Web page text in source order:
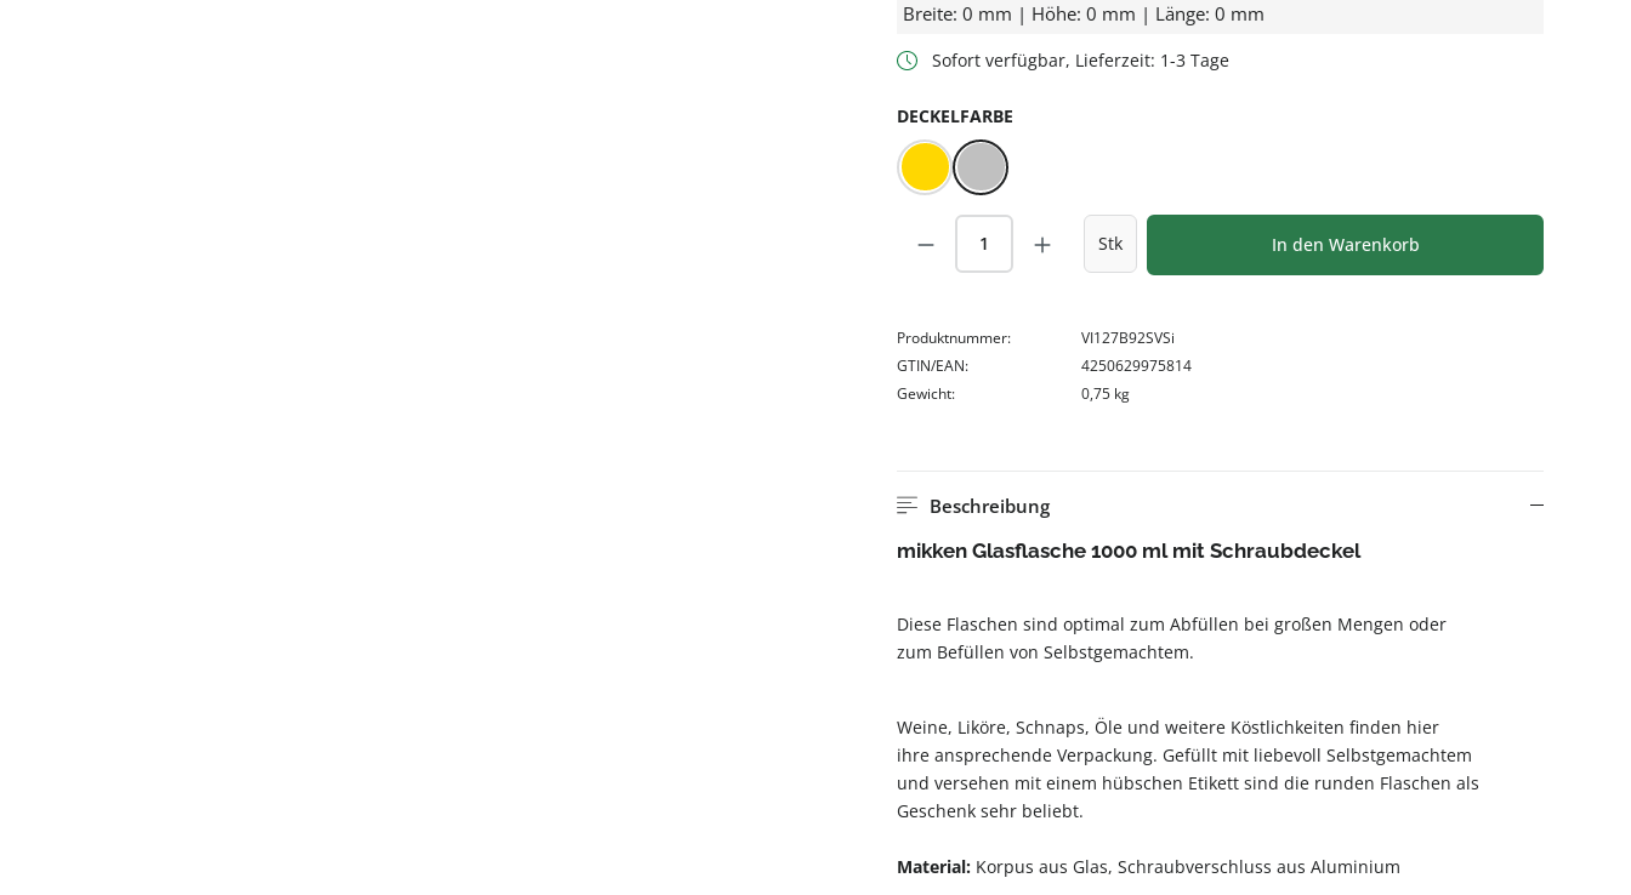
Breite: 0 mm | Höhe: 0 mm | Länge: 0 mm
Sofort verfügbar, Lieferzeit: 1-3 Tage
DECKELFARBE
Gold Silber
Produkt Anzahl: Gib den gewünschten Wert ein
Stk In den Warenkorb
Produktnummer:
VI127B92SVSi
GTIN/EAN:
4250629975814
Gewicht:
0,75 kg
Beschreibung
mikken Glasflasche 1000 ml mit Schraubdeckel
Diese Flaschen sind optimal zum Abfüllen bei großen Mengen oder
zum Befüllen von Selbstgemachtem.
Weine, Liköre, Schnaps, Öle und weitere Köstlichkeiten finden hier
ihre ansprechende Verpackung. Gefüllt mit liebevoll Selbstgemachtem
und versehen mit einem hübschen Etikett sind die runden Flaschen als
Geschenk sehr beliebt.
Material: Korpus aus Glas, Schraubverschluss aus Aluminium